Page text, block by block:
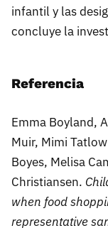
infantil y las
concluye la
Referencia
Emma Boyland,
Muir, Mimi
Boyes, Melisa
Christiansen.
when food
representative